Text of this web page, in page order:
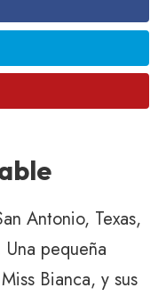
Antonio, Texas,
pequeña
Bianca, y sus